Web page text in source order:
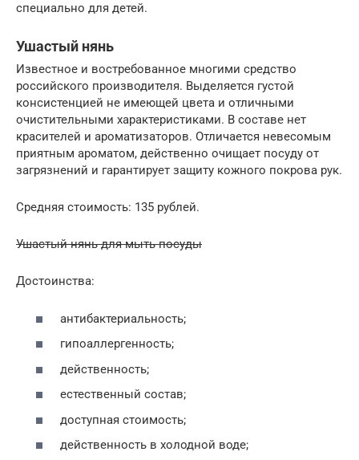
специально для детей.
Ушастый нянь
Известное и востребованное многими средство
российского производителя. Выделяется густой
консистенцией не имеющей цвета и отличными
очистительными характеристиками. В составе нет
красителей и ароматизаторов. Отличается невесомым
приятным ароматом, действенно очищает посуду от
загрязнений и гарантирует защиту кожного покрова рук.
Средняя стоимость: 135 рублей.
Ушастый нянь для мыть посуды
Достоинства:
антибактериальность;
гипоаллергенность;
действенность;
естественный состав;
доступная стоимость;
действенность в холодной воде;